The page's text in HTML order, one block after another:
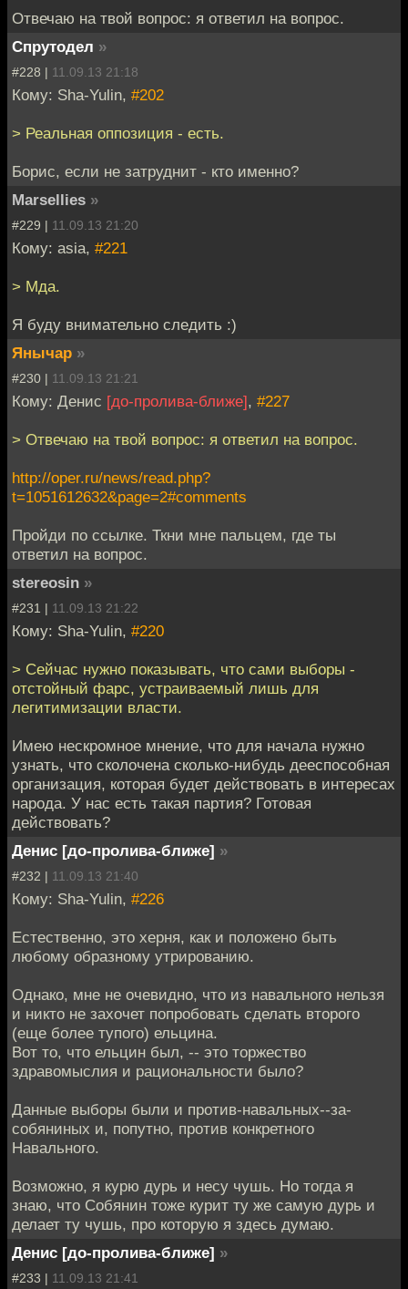
Отвечаю на твой вопрос: я ответил на вопрос.
Спрутодел »
#228 | 11.09.13 21:18
Кому: Sha-Yulin, #202
> Реальная оппозиция - есть.
Борис, если не затруднит - кто именно?
Marsellies »
#229 | 11.09.13 21:20
Кому: asia, #221
> Мда.
Я буду внимательно следить :)
Янычар »
#230 | 11.09.13 21:21
Кому: Денис [до-пролива-ближе], #227
> Отвечаю на твой вопрос: я ответил на вопрос.
http://oper.ru/news/read.php?
t=1051612632&page=2#comments
Пройди по ссылке. Ткни мне пальцем, где ты
ответил на вопрос.
stereosin »
#231 | 11.09.13 21:22
Кому: Sha-Yulin, #220
> Сейчас нужно показывать, что сами выборы -
отстойный фарс, устраиваемый лишь для
легитимизации власти.
Имею нескромное мнение, что для начала нужно
узнать, что сколочена сколько-нибудь дееспособная
организация, которая будет действовать в интересах
народа. У нас есть такая партия? Готовая
действовать?
Денис [до-пролива-ближе] »
#232 | 11.09.13 21:40
Кому: Sha-Yulin, #226
Естественно, это херня, как и положено быть
любому образному утрированию.
Однако, мне не очевидно, что из навального нельзя
и никто не захочет попробовать сделать второго
(еще более тупого) ельцина.
Вот то, что ельцин был, -- это торжество
здравомыслия и рациональности было?
Данные выборы были и против-навальных--за-
собяниных и, попутно, против конкретного
Навального.
Возможно, я курю дурь и несу чушь. Но тогда я
знаю, что Собянин тоже курит ту же самую дурь и
делает ту чушь, про которую я здесь думаю.
Денис [до-пролива-ближе] »
#233 | 11.09.13 21:41